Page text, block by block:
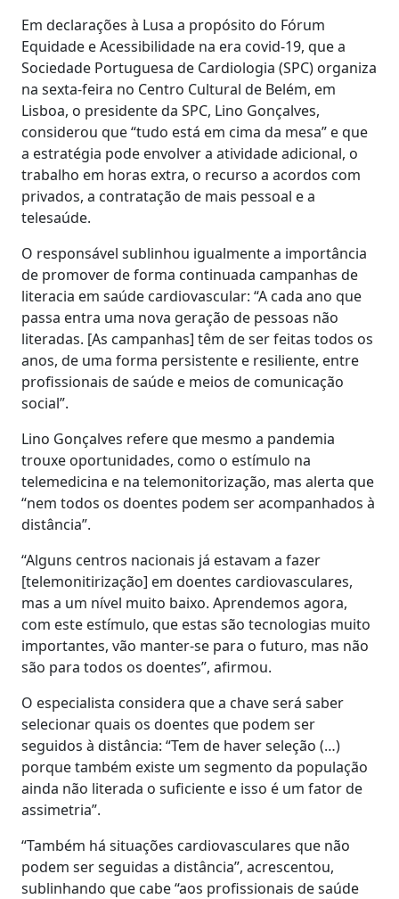
Em declarações à Lusa a propósito do Fórum
Equidade e Acessibilidade na era covid-19, que a
Sociedade Portuguesa de Cardiologia (SPC) organiza
na sexta-feira no Centro Cultural de Belém, em
Lisboa, o presidente da SPC, Lino Gonçalves,
considerou que “tudo está em cima da mesa” e que
a estratégia pode envolver a atividade adicional, o
trabalho em horas extra, o recurso a acordos com
privados, a contratação de mais pessoal e a
telesaúde.
O responsável sublinhou igualmente a importância
de promover de forma continuada campanhas de
literacia em saúde cardiovascular: “A cada ano que
passa entra uma nova geração de pessoas não
literadas. [As campanhas] têm de ser feitas todos os
anos, de uma forma persistente e resiliente, entre
profissionais de saúde e meios de comunicação
social”.
Lino Gonçalves refere que mesmo a pandemia
trouxe oportunidades, como o estímulo na
telemedicina e na telemonitorização, mas alerta que
“nem todos os doentes podem ser acompanhados à
distância”.
“Alguns centros nacionais já estavam a fazer
[telemonitirização] em doentes cardiovasculares,
mas a um nível muito baixo. Aprendemos agora,
com este estímulo, que estas são tecnologias muito
importantes, vão manter-se para o futuro, mas não
são para todos os doentes”, afirmou.
O especialista considera que a chave será saber
selecionar quais os doentes que podem ser
seguidos à distância: “Tem de haver seleção (…)
porque também existe um segmento da população
ainda não literada o suficiente e isso é um fator de
assimetria”.
“Também há situações cardiovasculares que não
podem ser seguidas a distância”, acrescentou,
sublinhando que cabe “aos profissionais de saúde